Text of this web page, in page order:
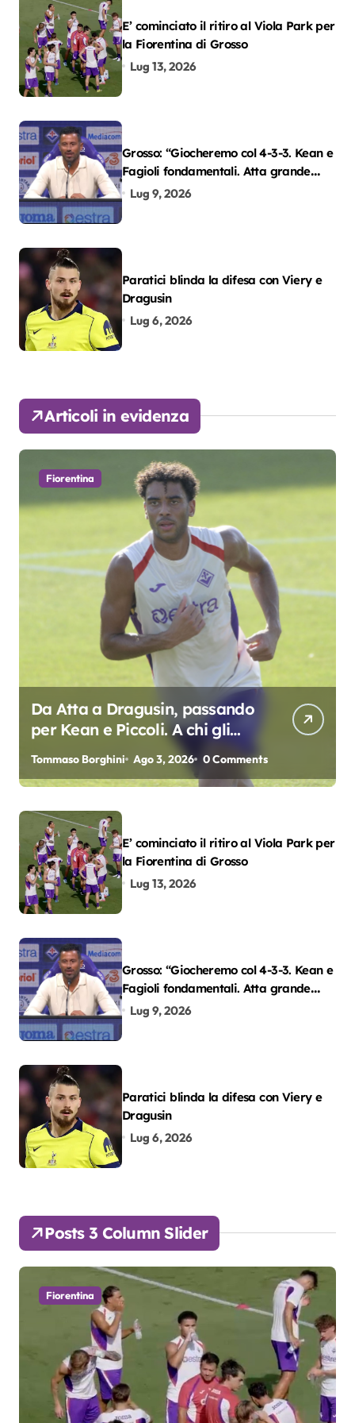
E’ cominciato il ritiro al Viola Park per
la Fiorentina di Grosso
Lug 13, 2026
Grosso: “Giocheremo col 4-3-3. Kean e
Fagioli fondamentali. Atta grande
colpo”
Lug 9, 2026
Paratici blinda la difesa con Viery e
Dragusin
Lug 6, 2026
Articoli in evidenza
Fiorentina
Da Atta a Dragusin, passando
per Kean e Piccoli. A chi gli
oscar del precampionato?
Tommaso Borghini Ago 3, 2026 0 Comments
E’ cominciato il ritiro al Viola Park per
la Fiorentina di Grosso
Lug 13, 2026
Grosso: “Giocheremo col 4-3-3. Kean e
Fagioli fondamentali. Atta grande
colpo”
Lug 9, 2026
Paratici blinda la difesa con Viery e
Dragusin
Lug 6, 2026
Posts 3 Column Slider
Fiorentina